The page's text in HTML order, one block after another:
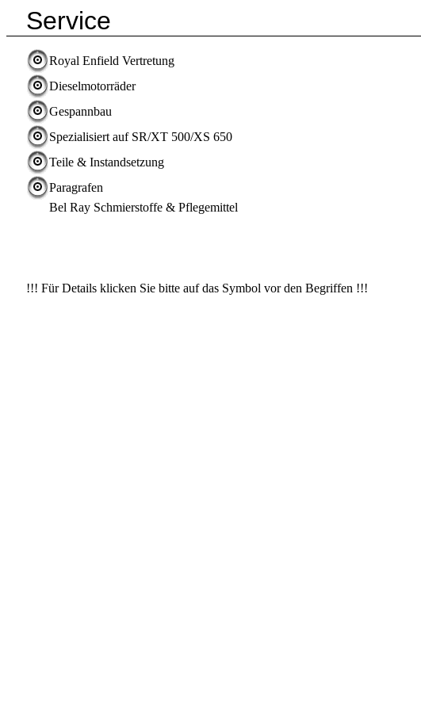
Service
Royal Enfield Vertretung
Dieselmotorräder
Gespannbau
Spezialisiert auf SR/XT 500/XS 650
Teile & Instandsetzung
Paragrafen
Bel Ray Schmierstoffe & Pflegemittel
!!! Für Details klicken Sie bitte auf das Symbol vor den Begriffen !!!